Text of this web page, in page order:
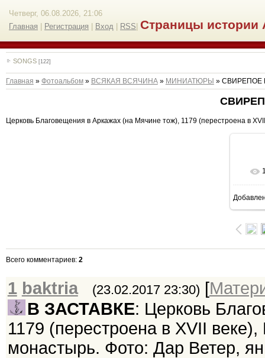
Четверг, 06.08.2026, 21:06
Главная
Регистрация Вход RSS Страницы истории
SONGS [122]
Главная » Фотоальбом» ВСЯКАЯ ВСЯЧИНА» МИНИАТЮРЫ »
Церковь Благовещения в Аркажах (на Мячине тож), 1179 (перестроена в
Всего комментариев: 2
1 baktria (23.02.2017 23:30) [
В ЗАСТАВКЕ: Церковь
1179 (перестроена в XVII
монастырь. Фото: Дар Ветер,